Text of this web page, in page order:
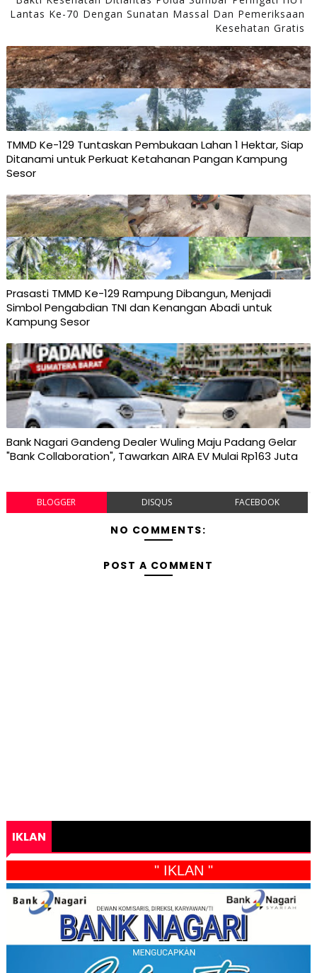
Lantas Ke-70 Dengan Sunatan Massal Dan Pemeriksaan
Kesehatan Gratis
TMMD Ke-129 Tuntaskan Pembukaan Lahan 1 Hektar, Siap
Ditanami untuk Perkuat Ketahanan Pangan Kampung
Sesor
Prasasti TMMD Ke-129 Rampung Dibangun, Menjadi
Simbol Pengabdian TNI dan Kenangan Abadi untuk
Kampung Sesor
Bank Nagari Gandeng Dealer Wuling Maju Padang Gelar
"Bank Collaboration", Tawarkan AIRA EV Mulai Rp163 Juta
BLOGGER DISQUS FACEBOOK
NO COMMENTS:
POST A COMMENT
IKLAN
" IKLAN "